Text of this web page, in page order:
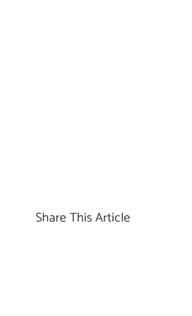
Share This Article